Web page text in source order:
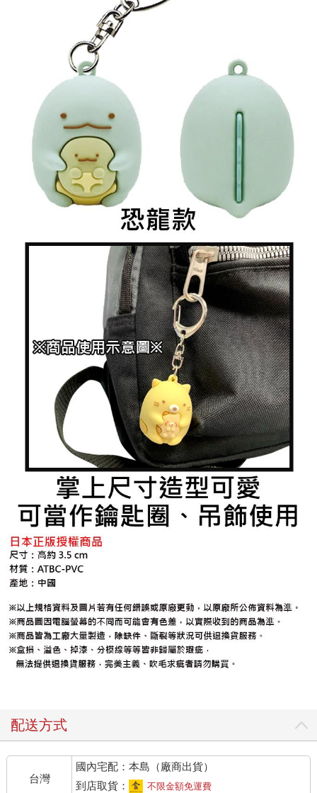
配送方式
台灣
國內宅配：本島（廠商出貨）
到店取貨：
不限金額免運費